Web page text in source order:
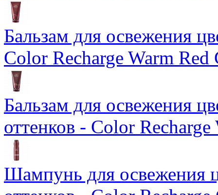
Бальзам для освежения
Color Recharge Warm
Бальзам для освежения
оттенков - Color
Шампунь для освежения